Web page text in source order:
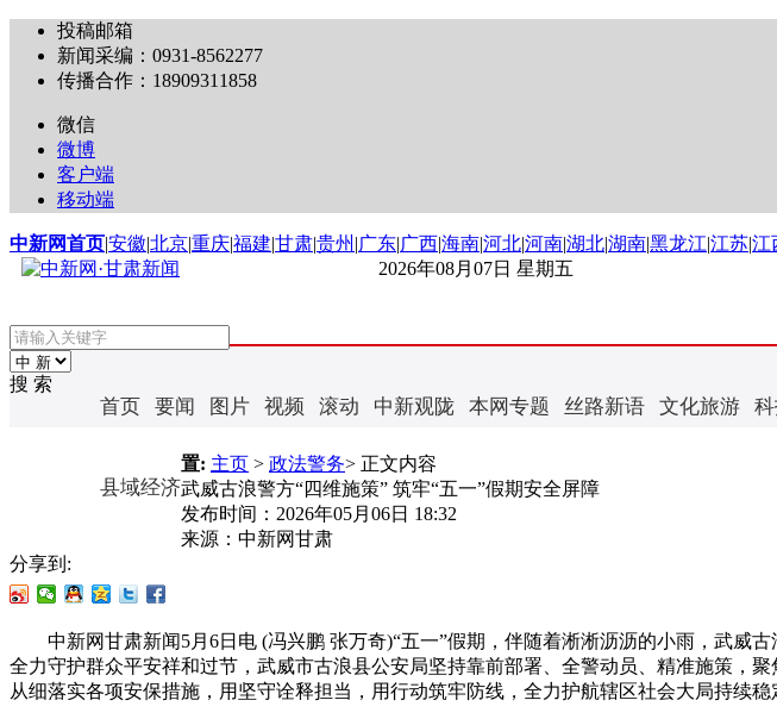
投稿邮箱
新闻采编：0931-8562277
传播合作：18909311858
微信
微博
客户端
移动端
中新网首页|安徽|北京|重庆|福建|甘肃|贵州 |广东|广西|海南|河北|河南|湖北|湖南|黑龙江|江苏|江
2026年08月07日 星期五
搜 索
首页 要闻 图片 视频 滚动 中新观陇 本网专题 丝路新语 文化旅游
县域经济
置: 主页 > 政法警务> 正文内容
武威古浪警方“四维施策” 筑牢“五一”假期安全屏障
发布时间： 2026年05月06日 18:32
来源： 中新网甘肃
分享到:
中新网甘肃新闻5月6日电 (冯兴鹏 张万奇)“五一”假期，伴随着淅淅沥沥的小雨，武威
全力守护群众平安祥和过节，武威市古浪县公安局坚持靠前部署、全警动员、精准施策，
从细落实各项安保措施，用坚守诠释担当，用行动筑牢防线，全力护航辖区社会大局持续稳